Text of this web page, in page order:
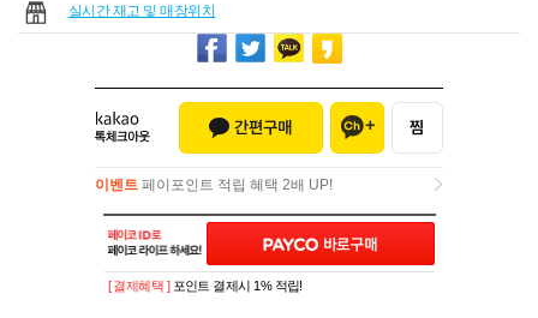
실시간 재고 및 매장위치
이벤트 페이포인트 적립 혜택 2배 UP!
이벤트페이포인트 적립 혜택 2배 UP!
[ 결제혜택 ] 포인트 결제시 1% 적립!